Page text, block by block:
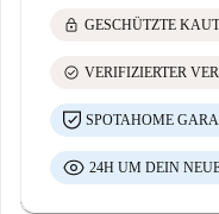
lock GESCHÜTZTE
check_circle VERIFIZIERTER
SPOTAHOME
24H UM DEIN